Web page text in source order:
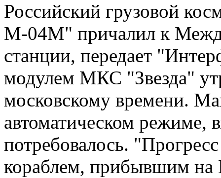
Российский грузовой
М-04М" причалил к
станции, передает
модулем МКС "Звезда"
московскому времени.
автоматическом режиме,
потребовалось.
кораблем, прибывшим